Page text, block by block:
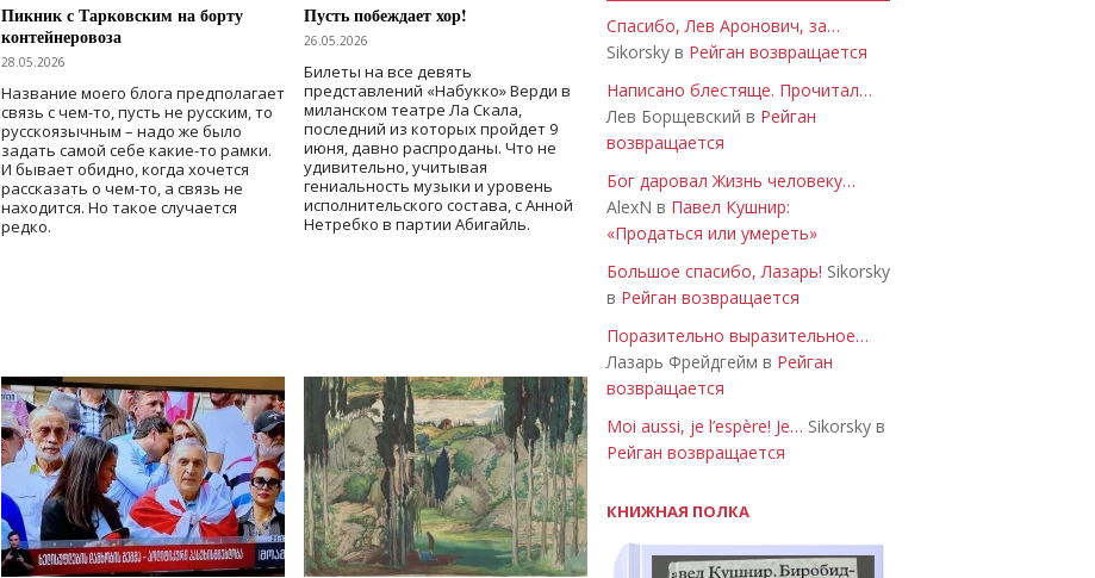
Пикник с Тарковским на борту
контейнеровоза
28.05.2026
Название моего блога предполагает
связь с чем-то, пусть не русским, то
русскоязычным – надо же было
задать самой себе какие-то рамки.
И бывает обидно, когда хочется
рассказать о чем-то, а связь не
находится. Но такое случается
редко.
Пусть побеждает хор!
26.05.2026
Билеты на все девять
представлений «Набукко» Верди в
миланском театре Ла Скала,
последний из которых пройдет 9
июня, давно распроданы. Что не
удивительно, учитывая
гениальность музыки и уровень
исполнительского состава, с Анной
Нетребко в партии Абигайль.
Спасибо, Лев Аронович, за…
Sikorsky в Рейган возвращается
Написано блестяще. Прочитал…
Лев Борщевский в Рейган
возвращается
Бог даровал Жизнь человеку…
AlexN в Павел Кушнир:
«Продаться или умереть»
Большое спасибо, Лазарь! Sikorsky
в Рейган возвращается
Поразительно выразительное…
Лазарь Фрейдгейм в Рейган
возвращается
Moi aussi, je l’espère! Je… Sikorsky в
Рейган возвращается
КНИЖНАЯ ПОЛКА